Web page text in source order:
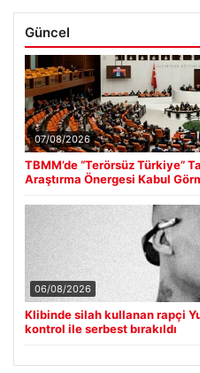
Güncel
07/08/2026
TBMM’de “Terörsüz Türkiye”
Araştırma Önergesi Kabul
06/08/2026
Klibinde silah kullanan rapçi
kontrol ile serbest bırakıldı